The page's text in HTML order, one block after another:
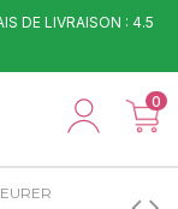
DE LIVRAISON : 4.5
0